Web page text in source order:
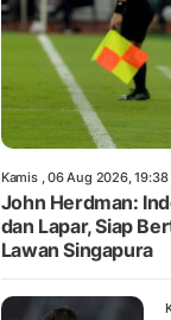
Kamis , 06 Aug 2026, 19:38
John Herdman:
dan Lapar, Siap
Lawan Singapura